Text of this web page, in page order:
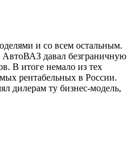
и со всем остальным.
АвтоВАЗ давал безграничную
В итоге немало из тех
рентабельных в России.
дилерам ту бизнес-модель,